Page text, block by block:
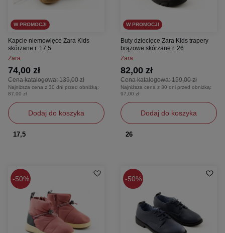
W PROMOCJI
Kapcie niemowlęce Zara Kids
skórzane r. 17,5
Zara
Cena katalogowa:139,00 zł
74,00 zł
Najniższa cena z 30 dni przed obniżką:
87,00 zł
Dodaj do koszyka
17,5
W PROMOCJI
Buty dziecięce Zara Kids trapery
brązowe skórzane r. 26
Zara
Cena katalogowa:159,00 zł
82,00 zł
Najniższa cena z 30 dni przed obniżką:
97,00 zł
Dodaj do koszyka
26
50% 50%